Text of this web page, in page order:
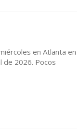
en Atlanta en
de 2026. Pocos